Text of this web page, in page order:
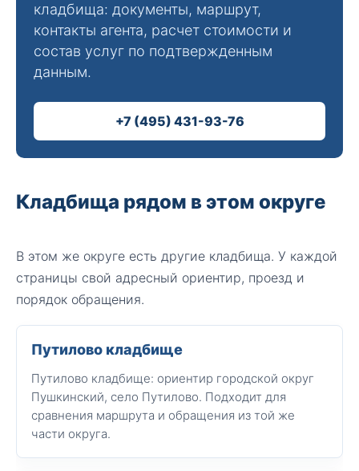
кладбища: документы, маршрут,
контакты агента, расчет стоимости и
состав услуг по подтвержденным
данным.
+7 (495) 431-93-76
Кладбища рядом в этом округе
В этом же округе есть другие кладбища. У каждой
страницы свой адресный ориентир, проезд и
порядок обращения.
Путилово кладбище
Путилово кладбище: ориентир городской округ
Пушкинский, село Путилово. Подходит для
сравнения маршрута и обращения из той же
части округа.